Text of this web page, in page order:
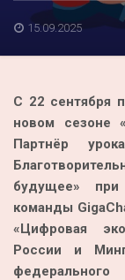
Национальные
Перепись —
15.09.2025
С 22 сентября
новом сезоне
Партнёр
будущее»
команды
«Цифровая
России и